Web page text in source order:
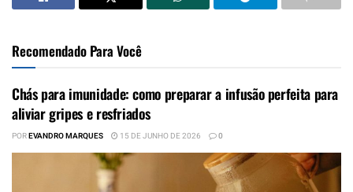
Recomendado Para Você
Chás para imunidade: como preparar a infusão perfeita para
aliviar gripes e resfriados
POREVANDRO MARQUES 15 DE JUNHO DE 2026 0